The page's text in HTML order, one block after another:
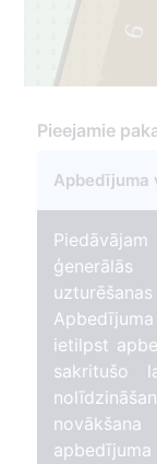
179
5
6
Pieejamie
Apbedījuma
ietilpst
sakritušo